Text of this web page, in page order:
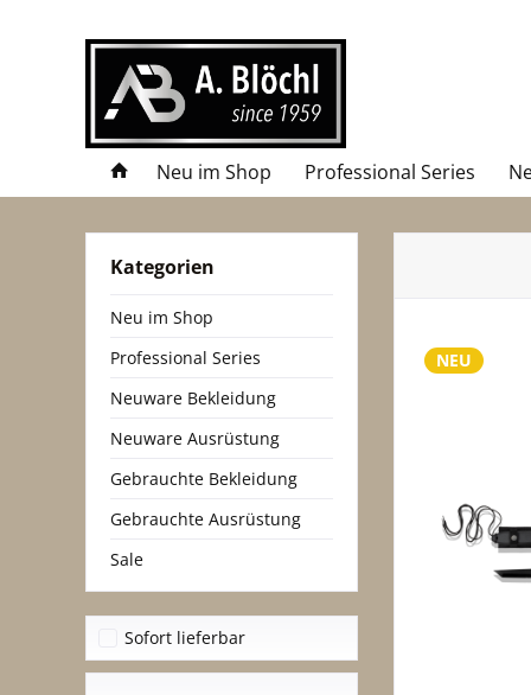
Neu im Shop Professional Series
Kategorien
Neu im Shop
Professional Series
Neuware Bekleidung
Neuware Ausrüstung
Gebrauchte Bekleidung
Gebrauchte Ausrüstung
Sale
Sofort lieferbar
NEU